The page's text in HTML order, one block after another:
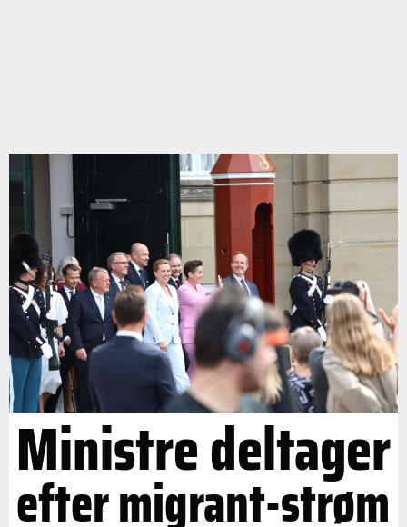
Ministre deltager
efter migrant-strøm